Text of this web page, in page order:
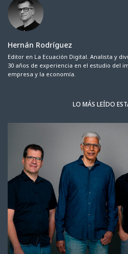
Hernán Rodríguez
Editor en La Ecuación Digital. Analista y
30 años de experiencia en el estudio del
empresa y la economía.
LO MÁS LEÍDO